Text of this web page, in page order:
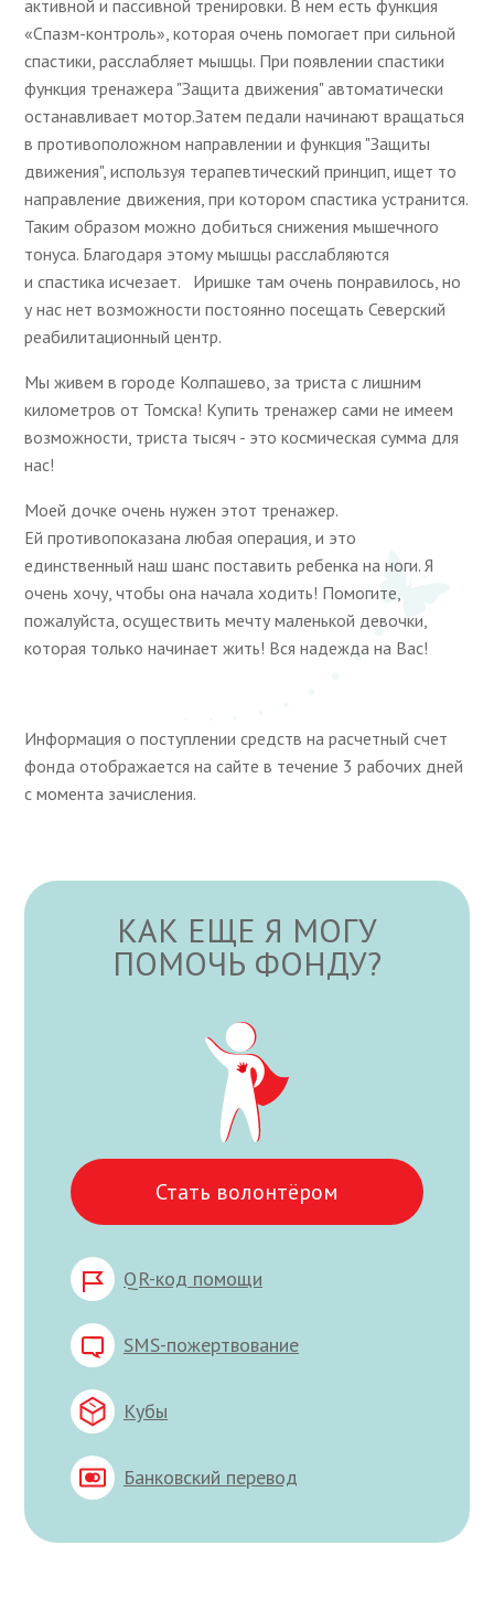
активной и пассивной тренировки. В нем есть функция
«Спазм-контроль», которая очень помогает при сильной
спастики, расслабляет мышцы. При появлении спастики
функция тренажера "Защита движения" автоматически
останавливает мотор.Затем педали начинают вращаться
в противоположном направлении и функция "Защиты
движения", используя терапевтический принцип, ищет то
направление движения, при котором спастика устранится.
Таким образом можно добиться снижения мышечного
тонуса. Благодаря этому мышцы расслабляются
и спастика исчезает. Иришке там очень понравилось, но
у нас нет возможности постоянно посещать Северский
реабилитационный центр.
Мы живем в городе Колпашево, за триста с лишним
километров от Томска! Купить тренажер сами не имеем
возможности, триста тысяч - это космическая сумма для
нас!
Моей дочке очень нужен этот тренажер.
Ей противопоказана любая операция, и это
единственный наш шанс поставить ребенка на ноги. Я
очень хочу, чтобы она начала ходить! Помогите,
пожалуйста, осуществить мечту маленькой девочки,
которая только начинает жить! Вся надежда на Вас!
Информация о поступлении средств на расчетный счет
фонда отображается на сайте в течение 3 рабочих дней
с момента зачисления.
КАК ЕЩЕ Я МОГУ
ПОМОЧЬ ФОНДУ?
Стать волонтёром
QR-код помощи
SMS-пожертвование
Кубы
Банковский перевод